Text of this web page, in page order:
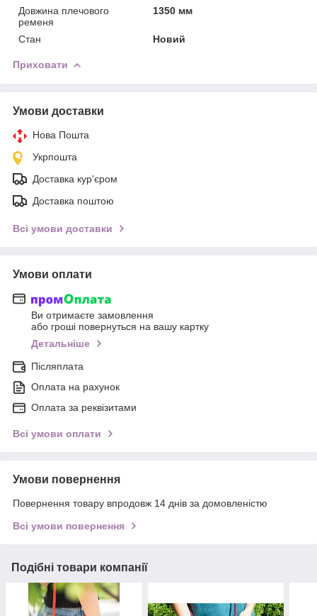
Довжина плечового
ременя
1350 мм
Стан Новий
Приховати
Умови доставки
Нова Пошта
Укрпошта
Доставка кур'єром
Доставка поштою
Всі умови доставки
Умови оплати
Ви отримаєте замовлення
або гроші повернуться на вашу картку
Детальніше
Післяплата
Оплата на рахунок
Оплата за реквізитами
Всі умови оплати
Умови повернення
Повернення товару впродовж 14 днів за домовленістю
Всі умови повернення
Подібні товари компанії